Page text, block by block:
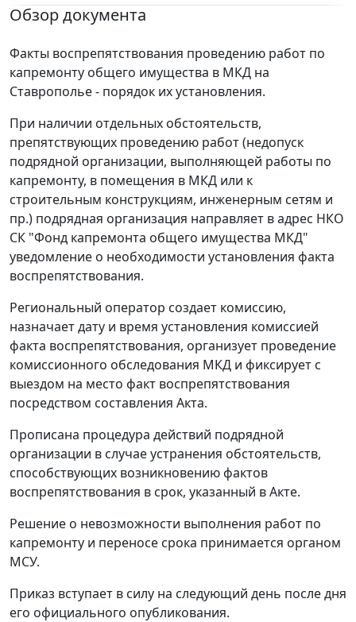
Обзор документа
Факты воспрепятствования проведению работ по
капремонту общего имущества в МКД на
Ставрополье - порядок их установления.
При наличии отдельных обстоятельств,
препятствующих проведению работ (недопуск
подрядной организации, выполняющей работы по
капремонту, в помещения в МКД или к
строительным конструкциям, инженерным сетям и
пр.) подрядная организация направляет в адрес НКО
СК "Фонд капремонта общего имущества МКД"
уведомление о необходимости установления факта
воспрепятствования.
Региональный оператор создает комиссию,
назначает дату и время установления комиссией
факта воспрепятствования, организует проведение
комиссионного обследования МКД и фиксирует с
выездом на место факт воспрепятствования
посредством составления Акта.
Прописана процедура действий подрядной
организации в случае устранения обстоятельств,
способствующих возникновению фактов
воспрепятствования в срок, указанный в Акте.
Решение о невозможности выполнения работ по
капремонту и переносе срока принимается органом
МСУ.
Приказ вступает в силу на следующий день после дня
его официального опубликования.